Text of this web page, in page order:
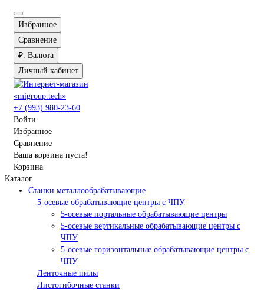
Избранное
Сравнение
₽. Валюта
Личный кабинет
+7 (993) 980-23-60
Войти
Избранное
Сравнение
Ваша корзина пуста!
Корзина
Каталог
Станки металлообрабатывающие
5-осевые обрабатывающие центры с ЧПУ
5-осевые портальные обрабатывающие центры
5-осевые вертикальные обрабатывающие центры с
ЧПУ
5-осевые горизонтальные обрабатывающие центры с
ЧПУ
Ленточные пилы
Листогибочные станки